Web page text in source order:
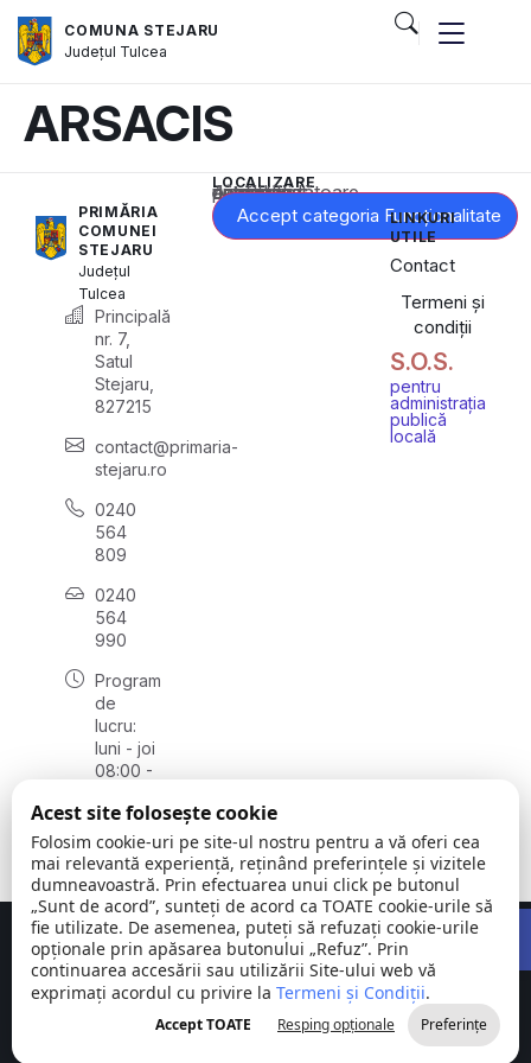
COMUNA STEJARU
Județul Tulcea
ARSACIS
PRIMĂRIA
COMUNEI
STEJARU
Județul
Tulcea
Principală
nr. 7,
Satul
Stejaru,
827215
contact@primaria-
stejaru.ro
0240
564
809
0240
564
990
Program
de
lucru:
luni - joi
08:00 -
vineri
08:00 -
14:00
LOCALIZARE
Acest conținut este blocat până când acceptați categoria corespunzătoare de cookie-uri.
Accept categoria Funcționalitate
LINKURI
UTILE
Contact
Termeni și
condiții
S.O.S.
pentru
administrația
publică
locală
Comuna
Stejaru |
județul Tulcea
©
2026
Toate
drepturile
rezervate
Concept realizat deBig Media Relații Publice SRL
Acest site folosește cookie
Folosim cookie-uri pe site-ul nostru pentru a vă oferi cea
mai relevantă experiență, reținând preferințele și vizitele
dumneavoastră. Prin efectuarea unui click pe butonul
„Sunt de acord”, sunteți de acord ca TOATE cookie-urile să
fie utilizate. De asemenea, puteți să refuzați cookie-urile
opționale prin apăsarea butonului „Refuz”. Prin
continuarea accesării sau utilizării Site-ului web vă
exprimați acordul cu privire la Termeni și Condiții.
Accept TOATE Resping opționale Preferințe